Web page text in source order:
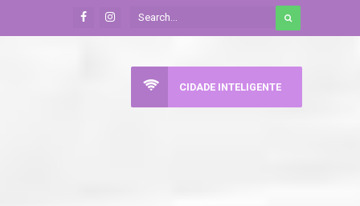
CIDADE INTELIGENTE